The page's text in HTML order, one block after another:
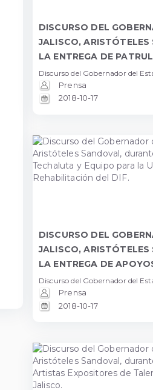
DISCURSO DEL
JALISCO,
LA ENTREGA DE
Discurso del Gobernador del
Prensa
2018-10-17
DISCURSO DEL
JALISCO,
LA ENTREGA DE
Discurso del Gobernador del
Prensa
2018-10-17